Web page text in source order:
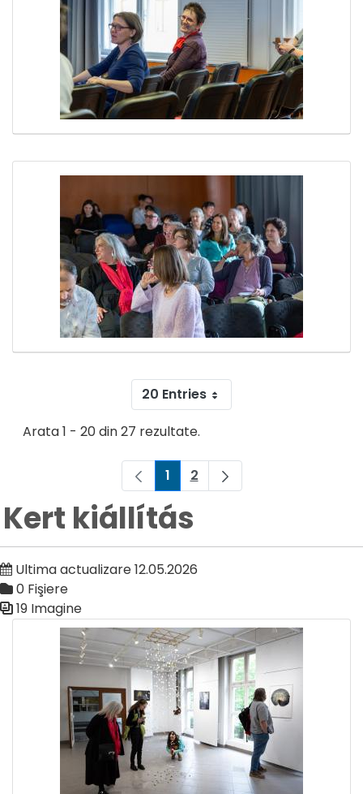
20 Entries
Arata 1 - 20 din 27 rezultate.
Pagina
1 Pagina
2
Kert kiállítás
Ultima actualizare 12.05.2026
0 Fişiere
19 Imagine
Galerie media